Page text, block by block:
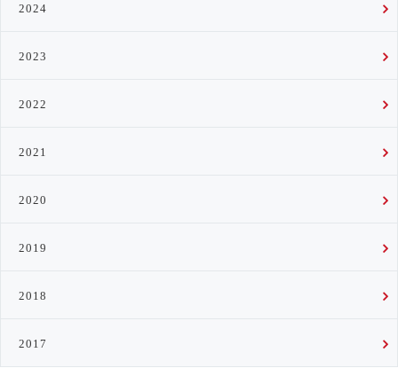
2024
2023
2022
2021
2020
2019
2018
2017